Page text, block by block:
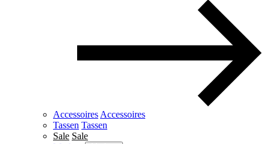
Accessoires Accessoires
Tassen Tassen
Sale Sale